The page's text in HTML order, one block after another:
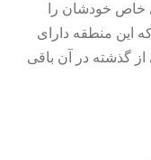
خاص خودشان را
این منطقه دارای
گذشته در آن باقی